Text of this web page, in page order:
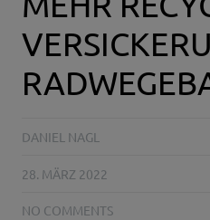
DANIEL NAGL
28. MÄRZ 2022
NO COMMENTS